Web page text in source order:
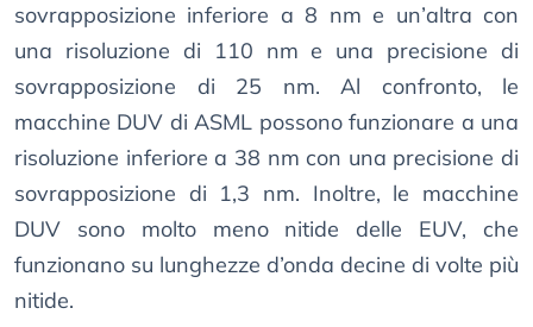
sovrapposizione inferiore a 8 nm e un’altra con
una risoluzione di 110 nm e una precisione di
sovrapposizione di 25 nm. Al confronto, le
macchine DUV di ASML possono funzionare a una
risoluzione inferiore a 38 nm con una precisione di
sovrapposizione di 1,3 nm. Inoltre, le macchine
DUV sono molto meno nitide delle EUV, che
funzionano su lunghezze d’onda decine di volte più
nitide.